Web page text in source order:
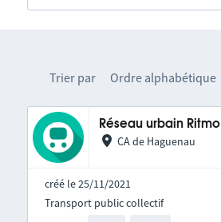
Trier par Ordre alphabétique
Réseau urbain Ritmo
CA de Haguenau
créé le 25/11/2021
Transport public collectif